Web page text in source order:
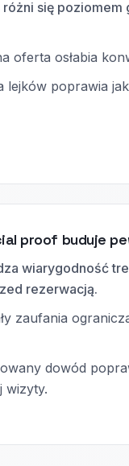
się poziomem
oferta osłabia
lejków poprawia
proof buduje
wiarygodność
rezerwacją.
zaufania
dowód
wizyty.